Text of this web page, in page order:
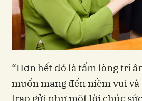
“Hơn hết đó là tấm lòng tri
muốn mang đến niềm vui
trao gửi như một lời chúc